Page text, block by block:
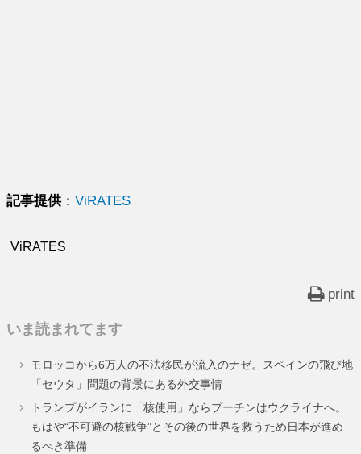
記事提供：ViRATES
ViRATES
print
いま読まれてます
モロッコから6万人の不法移民が流入のナゼ。スペインの飛び地
「セウタ」問題の背景にある外交事情
トランプがイランに「核使用」ならプーチンはウクライナへ。
もはや“不可避の核戦争”とその後の世界を救うため日本が進め
るべき準備